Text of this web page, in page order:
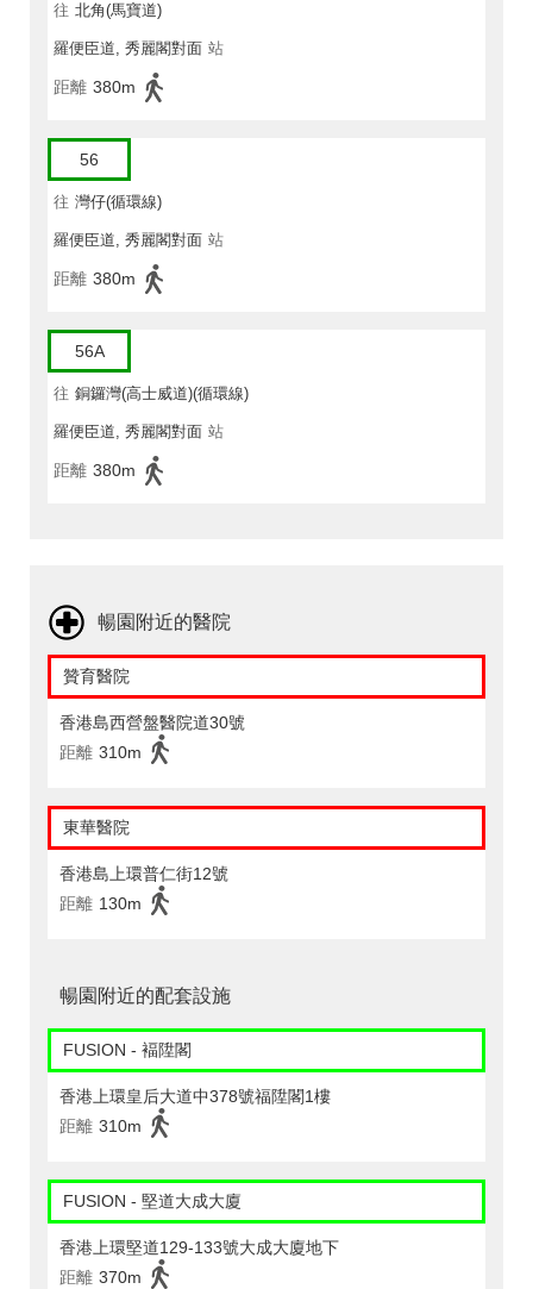
往 北角(馬寶道)
羅便臣道, 秀麗閣對面 站
距離 380m
56
往 灣仔(循環線)
羅便臣道, 秀麗閣對面 站
距離 380m
56A
往 銅鑼灣(高士威道)(循環線)
羅便臣道, 秀麗閣對面 站
距離 380m
暢園附近的醫院
贊育醫院
香港島西營盤醫院道30號
距離 310m
東華醫院
香港島上環普仁街12號
距離 130m
暢園附近的配套設施
FUSION - 褔陞閣
香港上環皇后大道中378號福陞閣1樓
距離 310m
FUSION - 堅道大成大廈
香港上環堅道129-133號大成大廈地下
距離 370m